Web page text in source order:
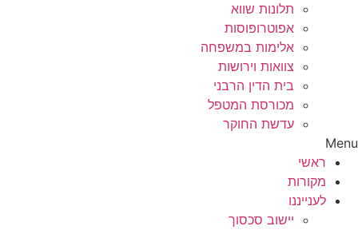
תלונות שווא
אפוטרופוסות
אלימות במשפחה
צוואות וירושות
בית הדין הרבני
מכורסת המטפל
עדשת החוקר
Menu
ראשי
מקורות
לענייננו
יישוב סכסוך